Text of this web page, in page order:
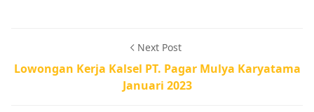
Next Post
Lowongan Kerja Kalsel PT. Pagar Mulya Karyatama
Januari 2023